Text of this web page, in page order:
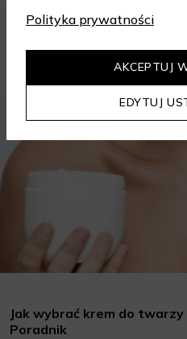
Jak wybrać krem do
Poradnik
Polityka prywatności
EDYTUJ
AKCEPTUJ